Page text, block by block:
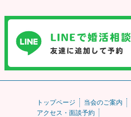
トップページ 当会のご案内
アクセス・面談予約